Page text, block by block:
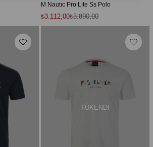
M Nautıc Pro Lıte Ss Polo
₺3.112,00₺3.890,00
TÜKENDI